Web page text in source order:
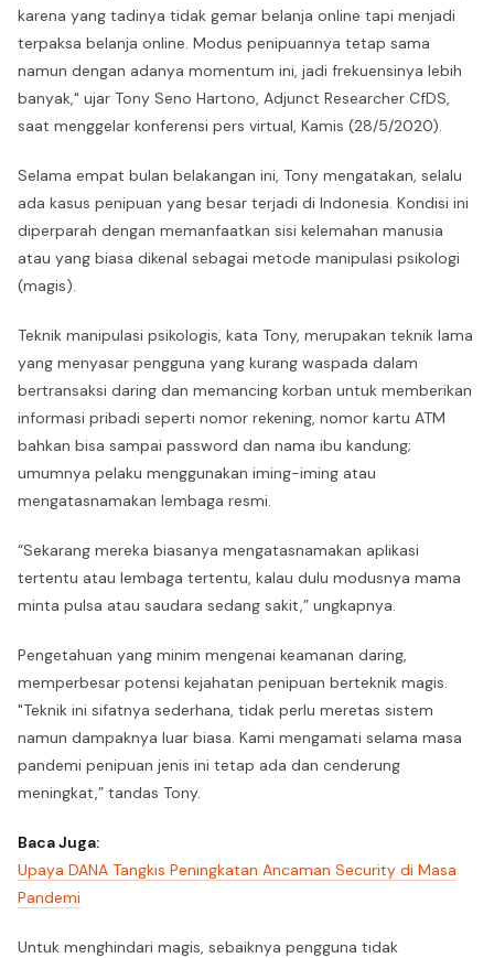
karena yang tadinya tidak gemar belanja online tapi menjadi
terpaksa belanja online. Modus penipuannya tetap sama
namun dengan adanya momentum ini, jadi frekuensinya lebih
banyak," ujar Tony Seno Hartono, Adjunct Researcher CfDS,
saat menggelar konferensi pers virtual, Kamis (28/5/2020).
Selama empat bulan belakangan ini, Tony mengatakan, selalu
ada kasus penipuan yang besar terjadi di Indonesia. Kondisi ini
diperparah dengan memanfaatkan sisi kelemahan manusia
atau yang biasa dikenal sebagai metode manipulasi psikologi
(magis).
Teknik manipulasi psikologis, kata Tony, merupakan teknik lama
yang menyasar pengguna yang kurang waspada dalam
bertransaksi daring dan memancing korban untuk memberikan
informasi pribadi seperti nomor rekening, nomor kartu ATM
bahkan bisa sampai password dan nama ibu kandung;
umumnya pelaku menggunakan iming-iming atau
mengatasnamakan lembaga resmi.
“Sekarang mereka biasanya mengatasnamakan aplikasi
tertentu atau lembaga tertentu, kalau dulu modusnya mama
minta pulsa atau saudara sedang sakit,” ungkapnya.
Pengetahuan yang minim mengenai keamanan daring,
memperbesar potensi kejahatan penipuan berteknik magis.
"Teknik ini sifatnya sederhana, tidak perlu meretas sistem
namun dampaknya luar biasa. Kami mengamati selama masa
pandemi penipuan jenis ini tetap ada dan cenderung
meningkat,” tandas Tony.
Baca Juga:
Upaya DANA Tangkis Peningkatan Ancaman Security di Masa
Pandemi
Untuk menghindari magis, sebaiknya pengguna tidak